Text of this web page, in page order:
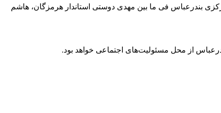
بخش مرکزی بندرعباس فی ما بین مهدی دوستی استاندار هرمزگان، هاشم